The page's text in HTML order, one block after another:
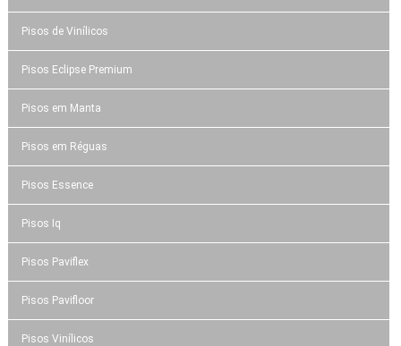
Pisos de Vinílicos
Pisos Eclipse Premium
Pisos em Manta
Pisos em Réguas
Pisos Essence
Pisos Iq
Pisos Paviflex
Pisos Pavifloor
Pisos Vinílicos